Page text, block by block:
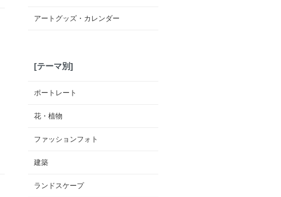
アートグッズ・カレンダー
[テーマ別]
ポートレート
花・植物
ファッションフォト
建築
ランドスケープ